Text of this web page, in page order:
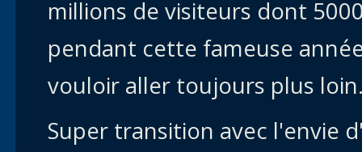
millions de visiteurs dont
pendant cette fameuse
vouloir aller toujours plus
Super transition avec l'envie